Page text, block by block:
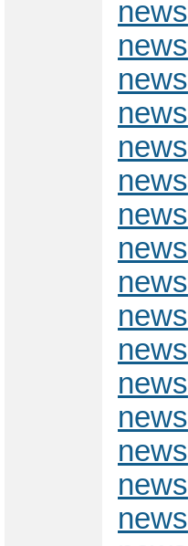
news
news
news
news
news
news
news
news
news
news
news
news
news
news
news
news